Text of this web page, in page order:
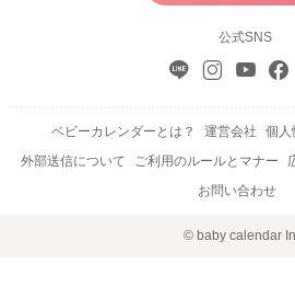
公式SNS
ベビーカレンダーとは？ 運営会社
個人
外部送信について
ご利用のルールとマナー
お問い合わせ
© baby calendar